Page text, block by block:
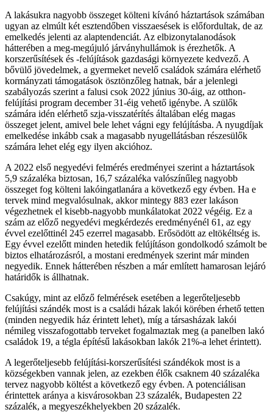
A lakásukra nagyobb összeget költeni kívánó háztartások számában
ugyan az elmúlt két esztendőben visszaesések is előfordultak, de az
emelkedés jelenti az alaptendenciát. Az elbizonytalanodások
hátterében a meg-megújuló járványhullámok is érezhetők. A
korszerűsítések és -felújítások gazdasági környezete kedvező. A
bővülő jövedelmek, a gyermeket nevelő családok számára elérhető
kormányzati támogatások ösztönzőleg hatnak, bár a jelenlegi
szabályozás szerint a falusi csok 2022 június 30-áig, az otthon-
felújítási program december 31-éig vehető igénybe. A szülők
számára idén elérhető szja-visszatérítés általában elég magas
összeget jelent, amivel bele lehet vágni egy felújításba. A nyugdíjak
emelkedése inkább csak a magasabb nyugellátásban részesülők
számára lehet elég egy ilyen akcióhoz.
A 2022 első negyedévi felmérés eredményei szerint a háztartások
5,9 százaléka biztosan, 16,7 százaléka valószínűleg nagyobb
összeget fog költeni lakóingatlanára a következő egy évben. Ha e
tervek mind megvalósulnak, akkor mintegy 883 ezer lakáson
végezhetnek el kisebb-nagyobb munkálatokat 2022 végéig. Ez a
szám az előző negyedévi megkérdezés eredményénél 61, az egy
évvel ezelőttinél 245 ezerrel magasabb. Erősödött az eltökéltség is.
Egy évvel ezelőtt minden hetedik felújításon gondolkodó számolt be
biztos elhatározásról, a mostani eredmények szerint már minden
negyedik. Ennek hátterében részben a már említett hamarosan lejáró
határidők is állhatnak.
Csakúgy, mint az előző felmérések esetében a legerőteljesebb
felújítási szándék most is a családi házak lakói körében érhető tetten
(minden negyedik ház érintett lehet), míg a társasházak lakói
némileg visszafogottabb terveket fogalmaztak meg (a panelben lakó
családok 19, a tégla építésű lakásokban lakók 21%-a lehet érintett).
A legerőteljesebb felújítási-korszerűsítési szándékok most is a
községekben vannak jelen, az ezekben élők csaknem 40 százaléka
tervez nagyobb költést a következő egy évben. A potenciálisan
érintettek aránya a kisvárosokban 23 százalék, Budapesten 22
százalék, a megyeszékhelyekben 20 százalék.